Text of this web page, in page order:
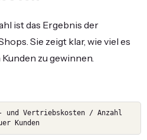
ist das Ergebnis der
Sie zeigt klar, wie viel es
zu gewinnen.
und Vertriebskosten / Anzahl
Kunden